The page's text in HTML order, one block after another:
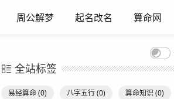
周公解梦 起名改名 算命网
全站标签
易经算命(0) 八字五行(0) 算命知识 (0)